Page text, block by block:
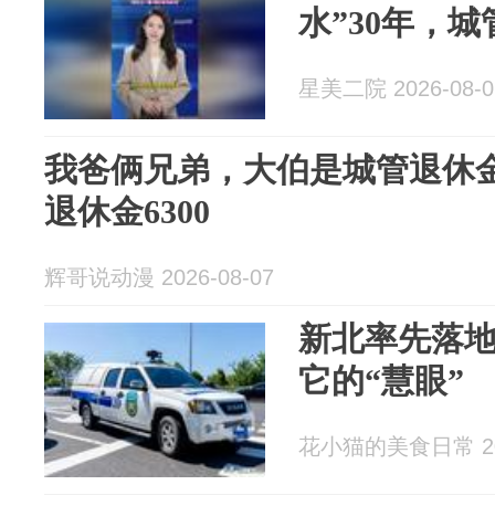
水”30年，城
星美二院 2026-08-
我爸俩兄弟，大伯是城管退休
退休金6300
辉哥说动漫 2026-08-07
新北率先落
它的“慧眼”
花小猫的美食日常